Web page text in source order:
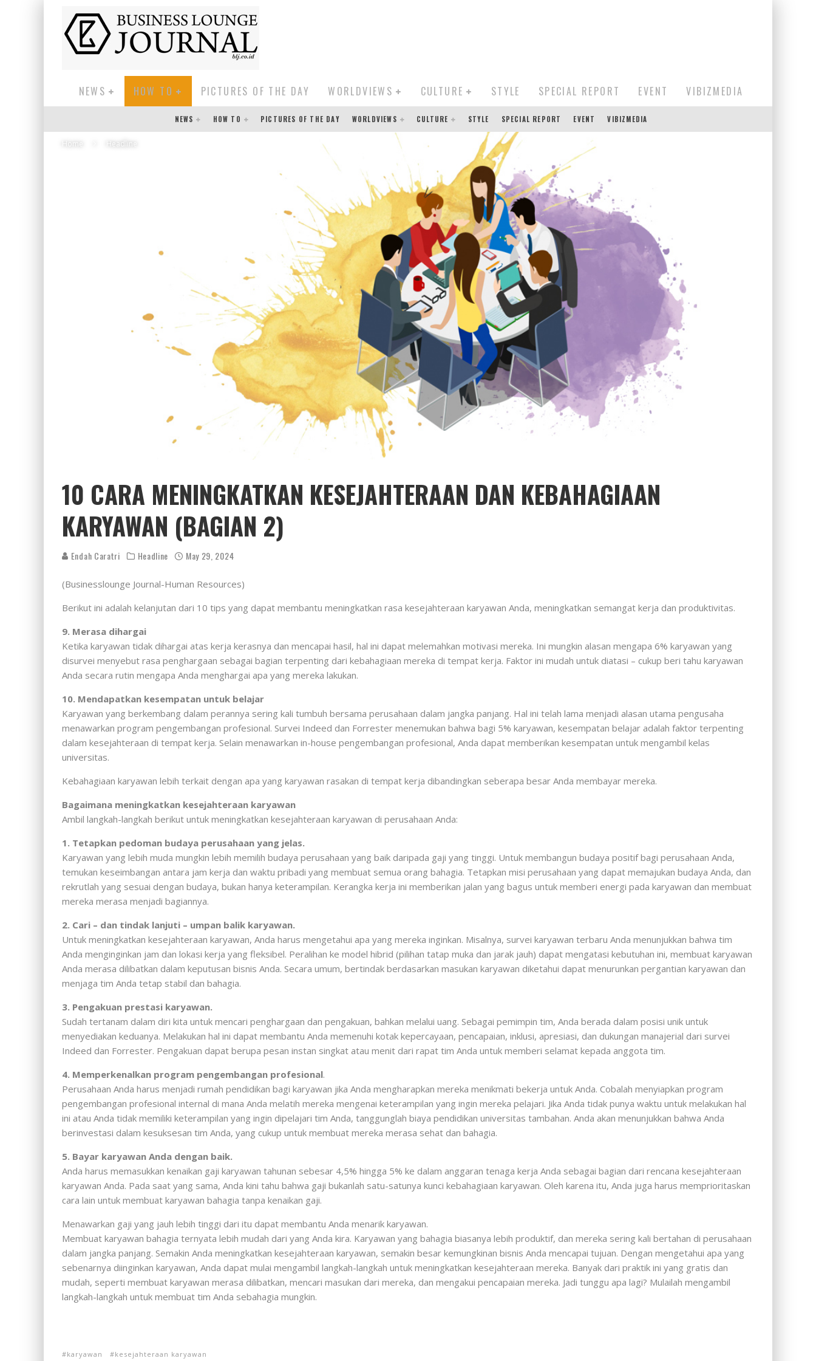
NEWS HOW TO PICTURES OF THE DAY WORLDVIEWS CULTURE STYLE SPECIAL REPORT EVENT VIBIZMEDIA
NEWS HOW TO PICTURES OF THE DAY WORLDVIEWS CULTURE STYLE SPECIAL REPORT EVENT VIBIZMEDIA
Home Headline
10 CARA MENINGKATKAN KESEJAHTERAAN DAN KEBAHAGIAAN
KARYAWAN (BAGIAN 2)
Endah Caratri Headline May 29, 2024
(Businesslounge Journal-Human Resources)
Berikut ini adalah kelanjutan dari 10 tips yang dapat membantu meningkatkan rasa kesejahteraan karyawan Anda, meningkatkan semangat kerja dan produktivitas.
9. Merasa dihargai
Ketika karyawan tidak dihargai atas kerja kerasnya dan mencapai hasil, hal ini dapat melemahkan motivasi mereka. Ini mungkin alasan mengapa 6% karyawan yang
disurvei menyebut rasa penghargaan sebagai bagian terpenting dari kebahagiaan mereka di tempat kerja. Faktor ini mudah untuk diatasi – cukup beri tahu karyawan
Anda secara rutin mengapa Anda menghargai apa yang mereka lakukan.
10. Mendapatkan kesempatan untuk belajar
Karyawan yang berkembang dalam perannya sering kali tumbuh bersama perusahaan dalam jangka panjang. Hal ini telah lama menjadi alasan utama pengusaha
menawarkan program pengembangan profesional. Survei Indeed dan Forrester menemukan bahwa bagi 5% karyawan, kesempatan belajar adalah faktor terpenting
dalam kesejahteraan di tempat kerja. Selain menawarkan in-house pengembangan profesional, Anda dapat memberikan kesempatan untuk mengambil kelas
universitas.
Kebahagiaan karyawan lebih terkait dengan apa yang karyawan rasakan di tempat kerja dibandingkan seberapa besar Anda membayar mereka.
Bagaimana meningkatkan kesejahteraan karyawan
Ambil langkah-langkah berikut untuk meningkatkan kesejahteraan karyawan di perusahaan Anda:
1. Tetapkan pedoman budaya perusahaan yang jelas.
Karyawan yang lebih muda mungkin lebih memilih budaya perusahaan yang baik daripada gaji yang tinggi. Untuk membangun budaya positif bagi perusahaan Anda,
temukan keseimbangan antara jam kerja dan waktu pribadi yang membuat semua orang bahagia. Tetapkan misi perusahaan yang dapat memajukan budaya Anda, dan
rekrutlah yang sesuai dengan budaya, bukan hanya keterampilan. Kerangka kerja ini memberikan jalan yang bagus untuk memberi energi pada karyawan dan membuat
mereka merasa menjadi bagiannya.
2. Cari – dan tindak lanjuti – umpan balik karyawan.
Untuk meningkatkan kesejahteraan karyawan, Anda harus mengetahui apa yang mereka inginkan. Misalnya, survei karyawan terbaru Anda menunjukkan bahwa tim
Anda menginginkan jam dan lokasi kerja yang fleksibel. Peralihan ke model hibrid (pilihan tatap muka dan jarak jauh) dapat mengatasi kebutuhan ini, membuat karyawan
Anda merasa dilibatkan dalam keputusan bisnis Anda. Secara umum, bertindak berdasarkan masukan karyawan diketahui dapat menurunkan pergantian karyawan dan
menjaga tim Anda tetap stabil dan bahagia.
3. Pengakuan prestasi karyawan.
Sudah tertanam dalam diri kita untuk mencari penghargaan dan pengakuan, bahkan melalui uang. Sebagai pemimpin tim, Anda berada dalam posisi unik untuk
menyediakan keduanya. Melakukan hal ini dapat membantu Anda memenuhi kotak kepercayaan, pencapaian, inklusi, apresiasi, dan dukungan manajerial dari survei
Indeed dan Forrester. Pengakuan dapat berupa pesan instan singkat atau menit dari rapat tim Anda untuk memberi selamat kepada anggota tim.
4. Memperkenalkan program pengembangan profesional.
Perusahaan Anda harus menjadi rumah pendidikan bagi karyawan jika Anda mengharapkan mereka menikmati bekerja untuk Anda. Cobalah menyiapkan program
pengembangan profesional internal di mana Anda melatih mereka mengenai keterampilan yang ingin mereka pelajari. Jika Anda tidak punya waktu untuk melakukan hal
ini atau Anda tidak memiliki keterampilan yang ingin dipelajari tim Anda, tanggunglah biaya pendidikan universitas tambahan. Anda akan menunjukkan bahwa Anda
berinvestasi dalam kesuksesan tim Anda, yang cukup untuk membuat mereka merasa sehat dan bahagia.
5. Bayar karyawan Anda dengan baik.
Anda harus memasukkan kenaikan gaji karyawan tahunan sebesar 4,5% hingga 5% ke dalam anggaran tenaga kerja Anda sebagai bagian dari rencana kesejahteraan
karyawan Anda. Pada saat yang sama, Anda kini tahu bahwa gaji bukanlah satu-satunya kunci kebahagiaan karyawan. Oleh karena itu, Anda juga harus memprioritaskan
cara lain untuk membuat karyawan bahagia tanpa kenaikan gaji.
Menawarkan gaji yang jauh lebih tinggi dari itu dapat membantu Anda menarik karyawan.
Membuat karyawan bahagia ternyata lebih mudah dari yang Anda kira. Karyawan yang bahagia biasanya lebih produktif, dan mereka sering kali bertahan di perusahaan
dalam jangka panjang. Semakin Anda meningkatkan kesejahteraan karyawan, semakin besar kemungkinan bisnis Anda mencapai tujuan. Dengan mengetahui apa yang
sebenarnya diinginkan karyawan, Anda dapat mulai mengambil langkah-langkah untuk meningkatkan kesejahteraan mereka. Banyak dari praktik ini yang gratis dan
mudah, seperti membuat karyawan merasa dilibatkan, mencari masukan dari mereka, dan mengakui pencapaian mereka. Jadi tunggu apa lagi? Mulailah mengambil
langkah-langkah untuk membuat tim Anda sebahagia mungkin.
karyawan kesejahteraan karyawan